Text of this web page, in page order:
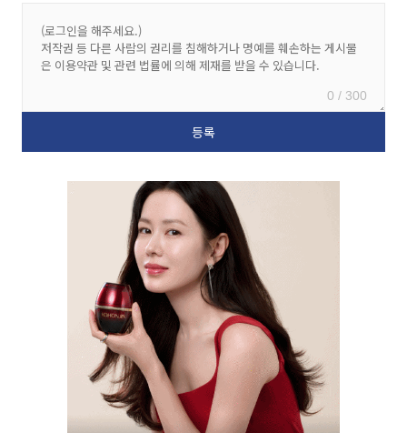
0 / 300